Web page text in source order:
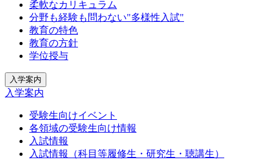
柔軟なカリキュラム
分野も経験も問わない"多様性入試"
教育の特色
教育の方針
学位授与
入学案内
入学案内
受験生向けイベント
各領域の受験生向け情報
入試情報
入試情報（科目等履修生・研究生・聴講生）